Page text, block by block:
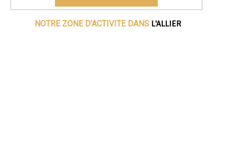
NOTRE ZONE D'ACTIVITE DANS L'ALLIER